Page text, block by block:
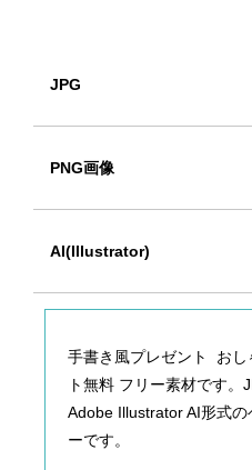
JPG
PNG画像
AI(Illustrator)
手書き風プレゼント おし
ト無料 フリー素材です。
Adobe Illustrator AI形式
ーです。